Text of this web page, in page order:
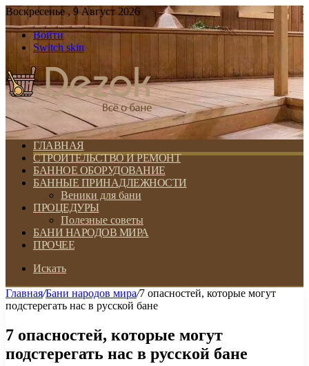
Воскресенье , 9 Август 2026
Войти
Switch skin
ГЛАВНАЯ
СТРОИТЕЛЬСТВО И РЕМОНТ
БАННОЕ ОБОРУДОВАНИЕ
БАННЫЕ ПРИНАДЛЕЖНОСТИ
Веники для бани
ПРОЦЕДУРЫ
Полезные советы
БАНИ НАРОДОВ МИРА
ПРОЧЕЕ
Искать
Главная/Бани народов мира/7 опасностей, которые могут
подстерегать нас в русской бане
7 опасностей, которые могут
подстерегать нас в русской бане